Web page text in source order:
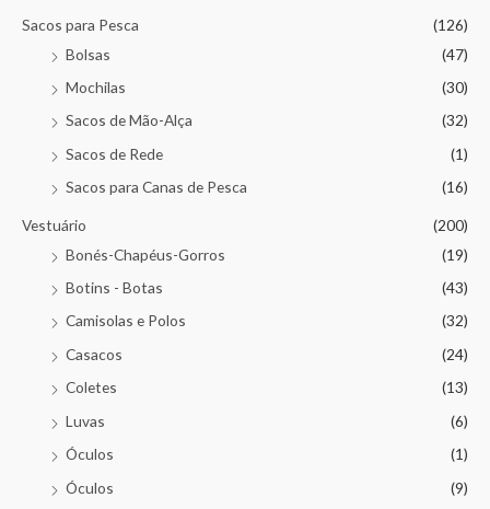
Sacos para Pesca
(126)
Bolsas
(47)
Mochilas
(30)
Sacos de Mão-Alça
(32)
Sacos de Rede
(1)
Sacos para Canas de Pesca
(16)
Vestuário
(200)
Bonés-Chapéus-Gorros
(19)
Botins - Botas
(43)
Camisolas e Polos
(32)
Casacos
(24)
Coletes
(13)
Luvas
(6)
Óculos
(1)
Óculos
(9)